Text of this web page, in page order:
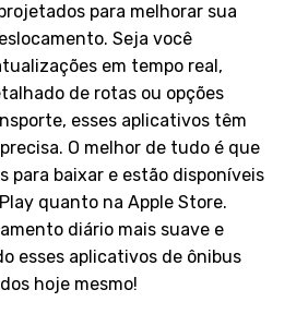
para melhorar sua
Seja você
em tempo real,
de rotas ou opções
esses aplicativos têm
O melhor de tudo é que
para baixar e estão disponíveis
quanto na Apple Store.
diário mais suave e
esses aplicativos de ônibus
hoje mesmo!